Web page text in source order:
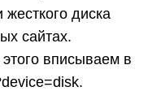
диска
сайтах.
вписываем в